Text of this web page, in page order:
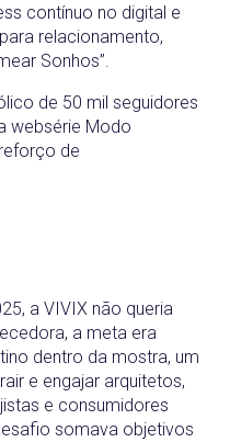
contínuo no digital e
relacionamento,
Sonhos”.
de 50 mil seguidores
websérie Modo
de
a VIVIX não queria
a meta era
dentro da mostra, um
e engajar arquitetos,
e consumidores
somava objetivos